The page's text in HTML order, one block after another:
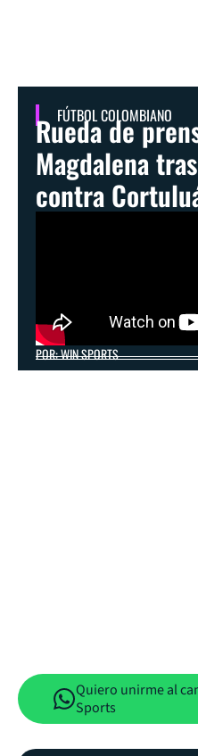
FÚTBOL COLOMBIANO
Rueda de
Magdalena
contra
POR: WIN SPORTS
Quiero unirme al
Sports